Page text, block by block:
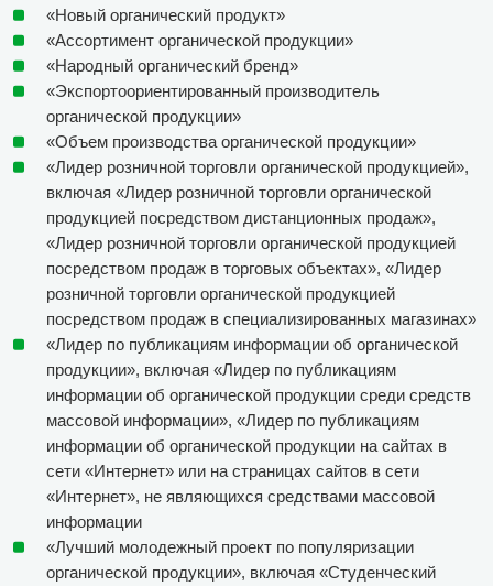
«Новый органический продукт»
«Ассортимент органической продукции»
«Народный органический бренд»
«Экспортоориентированный производитель
органической продукции»
«Объем производства органической продукции»
«Лидер розничной торговли органической продукцией»,
включая «Лидер розничной торговли органической
продукцией посредством дистанционных продаж»,
«Лидер розничной торговли органической продукцией
посредством продаж в торговых объектах», «Лидер
розничной торговли органической продукцией
посредством продаж в специализированных магазинах»
«Лидер по публикациям информации об органической
продукции», включая «Лидер по публикациям
информации об органической продукции среди средств
массовой информации», «Лидер по публикациям
информации об органической продукции на сайтах в
сети «Интернет» или на страницах сайтов в сети
«Интернет», не являющихся средствами массовой
информации
«Лучший молодежный проект по популяризации
органической продукции», включая «Студенческий